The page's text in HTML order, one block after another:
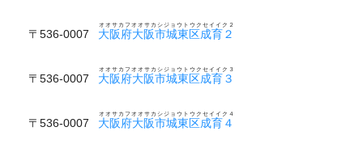
〒536-0007 大阪府大阪市城東区成育２
オオサカフオオサカシジョウトウクセイイク２
〒536-0007 大阪府大阪市城東区成育３
オオサカフオオサカシジョウトウクセイイク３
〒536-0007 大阪府大阪市城東区成育４
オオサカフオオサカシジョウトウクセイイク４